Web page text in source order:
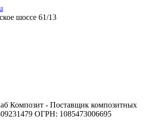
шоссе 61/13
Композит - Поставщик композитных
ОГРН: 1085473006695